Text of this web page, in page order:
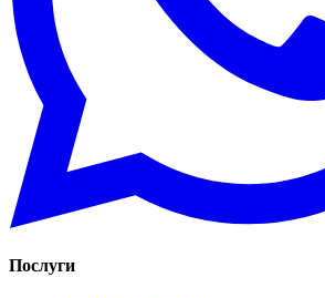
Послуги